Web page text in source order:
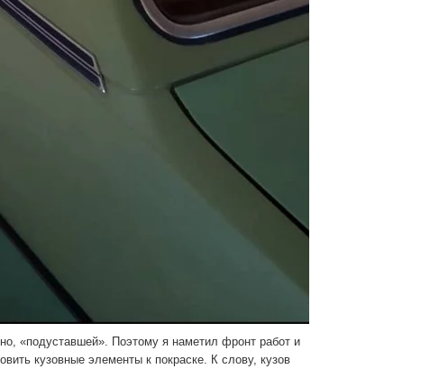
«подуставшей». Поэтому я наметил фронт работ и
кузовные элементы к покраске. К слову, кузов